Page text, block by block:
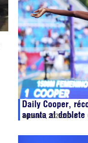
Daily Cooper,
apunta al doblete
agosto 5, 202623:43